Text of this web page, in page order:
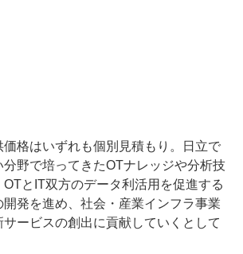
格はいずれも個別見積もり。日立で
野で培ってきたOTナレッジや分析技
とIT双方のデータ利活用を促進する
開発を進め、社会・産業インフラ事業
ービスの創出に貢献していくとして